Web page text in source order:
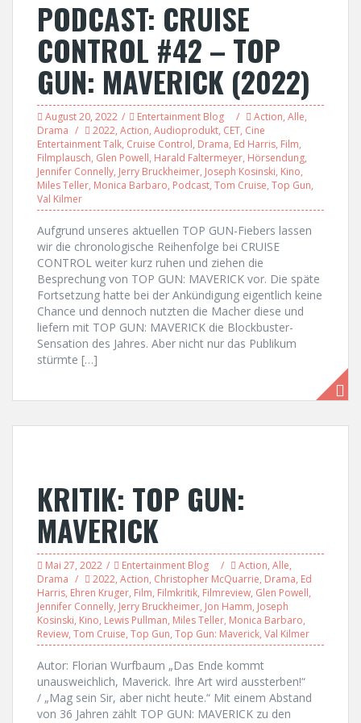
PODCAST: CRUISE
CONTROL #42 – TOP
GUN: MAVERICK (2022)
August 20, 2022 Entertainment Blog Action, Alle,
Drama
2022, Action, Audioprodukt, CET, Cine
Entertainment Talk, Cruise Control, Drama, Ed Harris, Film,
Filmplausch, Glen Powell, Harald Faltermeyer, Hörsendung,
Jennifer Connelly, Jerry Bruckheimer, Joseph Kosinski, Kino,
Miles Teller, Monica Barbaro, Podcast, Tom Cruise, Top Gun,
Val Kilmer
Aufgrund unseres aktuellen TOP GUN-Fiebers lassen
wir die chronologische Reihenfolge bei CRUISE
CONTROL weiter kurz ruhen und ziehen die
Besprechung von TOP GUN: MAVERICK vor. Die späte
Fortsetzung hatte bei der Ankündigung eigentlich keine
Chance und dennoch nutzten die Macher diese und
liefern mit TOP GUN: MAVERICK die Blockbuster-
Sensation des Jahres. Aber nicht nur das Publikum
stürmte […]
KRITIK: TOP GUN:
MAVERICK
Mai 27, 2022 Entertainment Blog Action, Alle,
Drama
2022, Action, Christopher McQuarrie, Drama, Ed
Harris, Ehren Kruger, Film, Filmkritik, Filmreview, Glen Powell,
Jennifer Connelly, Jerry Bruckheimer, Jon Hamm, Joseph
Kosinski, Kino, Lewis Pullman, Miles Teller, Monica Barbaro,
Review, Tom Cruise, Top Gun, Top Gun: Maverick, Val Kilmer
Autor: Florian Wurfbaum „Das Ende kommt
unausweichlich, Maverick. Ihre Art wird aussterben!“
/ „Mag sein Sir, aber nicht heute.“ Mit einem Abstand
von 36 Jahren zählt TOP GUN: MAVERICK zu den